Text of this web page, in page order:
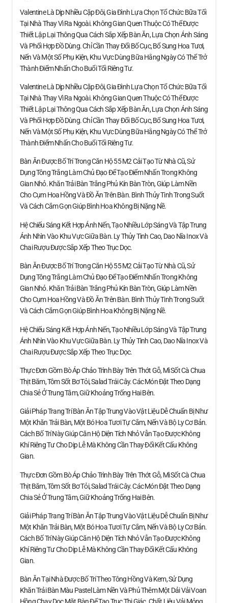
Valentine Là Dịp Nhiều Cặp Đôi, Gia Đình Lựa Chọn Tổ Chức Bữa Tối
Tại Nhà Thay Vì Ra Ngoài. Không Gian Quen Thuộc Có Thể Được
Thiết Lập Lại Thông Qua Cách Sắp Xếp Bàn Ăn, Lựa Chọn Ánh Sáng
Và Phối Hợp Đồ Dùng. Chỉ Cần Thay Đổi Bố Cục, Bổ Sung Hoa Tươi,
Nến Và Một Số Phụ Kiện, Khu Vực Dùng Bữa Hằng Ngày Có Thể Trở
Thành Điểm Nhấn Cho Buổi Tối Riêng Tư.
Valentine Là Dịp Nhiều Cặp Đôi, Gia Đình Lựa Chọn Tổ Chức Bữa Tối
Tại Nhà Thay Vì Ra Ngoài. Không Gian Quen Thuộc Có Thể Được
Thiết Lập Lại Thông Qua Cách Sắp Xếp Bàn Ăn, Lựa Chọn Ánh Sáng
Và Phối Hợp Đồ Dùng. Chỉ Cần Thay Đổi Bố Cục, Bổ Sung Hoa Tươi,
Nến Và Một Số Phụ Kiện, Khu Vực Dùng Bữa Hằng Ngày Có Thể Trở
Thành Điểm Nhấn Cho Buổi Tối Riêng Tư.
Bàn Ăn Được Bố Trí Trong Căn Hộ 55 M2 Cải Tạo Từ Nhà Cũ, Sử
Dụng Tông Trắng Làm Chủ Đạo Để Tạo Điểm Nhấn Trong Không
Gian Nhỏ. Khăn Trải Bàn Trắng Phủ Kín Bàn Tròn, Giúp Làm Nền
Cho Cụm Hoa Hồng Và Đồ Ăn Trên Bàn. Bình Thủy Tinh Trong Suốt
Và Cách Cắm Gọn Giúp Bình Hoa Không Bị Nặng Nề.
Hệ Chiếu Sáng Kết Hợp Ánh Nến, Tạo Nhiều Lớp Sáng Và Tập Trung
Ánh Nhìn Vào Khu Vực Giữa Bàn. Ly Thủy Tinh Cao, Dao Nĩa Inox Và
Chai Rượu Được Sắp Xếp Theo Trục Dọc.
Bàn Ăn Được Bố Trí Trong Căn Hộ 55 M2 Cải Tạo Từ Nhà Cũ, Sử
Dụng Tông Trắng Làm Chủ Đạo Để Tạo Điểm Nhấn Trong Không
Gian Nhỏ. Khăn Trải Bàn Trắng Phủ Kín Bàn Tròn, Giúp Làm Nền
Cho Cụm Hoa Hồng Và Đồ Ăn Trên Bàn. Bình Thủy Tinh Trong Suốt
Và Cách Cắm Gọn Giúp Bình Hoa Không Bị Nặng Nề.
Hệ Chiếu Sáng Kết Hợp Ánh Nến, Tạo Nhiều Lớp Sáng Và Tập Trung
Ánh Nhìn Vào Khu Vực Giữa Bàn. Ly Thủy Tinh Cao, Dao Nĩa Inox Và
Chai Rượu Được Sắp Xếp Theo Trục Dọc.
Thực Đơn Gồm Bò Áp Chảo Trình Bày Trên Thớt Gỗ, Mì Sốt Cà Chua
Thịt Băm, Tôm Sốt Bơ Tỏi, Salad Trái Cây. Các Món Đặt Theo Dạng
Chia Sẻ Ở Trung Tâm, Giữ Khoảng Trống Hai Bên.
Giải Pháp Trang Trí Bàn Ăn Tập Trung Vào Vật Liệu Dễ Chuẩn Bị Như
Một Khăn Trải Bàn, Một Bó Hoa Tươi Tự Cắm, Nến Và Bộ Ly Cơ Bản.
Cách Bố Trí Này Giúp Căn Hộ Diện Tích Nhỏ Vẫn Tạo Được Không
Khí Riêng Tư Cho Dịp Lễ Mà Không Cần Thay Đổi Kết Cấu Không
Gian.
Thực Đơn Gồm Bò Áp Chảo Trình Bày Trên Thớt Gỗ, Mì Sốt Cà Chua
Thịt Băm, Tôm Sốt Bơ Tỏi, Salad Trái Cây. Các Món Đặt Theo Dạng
Chia Sẻ Ở Trung Tâm, Giữ Khoảng Trống Hai Bên.
Giải Pháp Trang Trí Bàn Ăn Tập Trung Vào Vật Liệu Dễ Chuẩn Bị Như
Một Khăn Trải Bàn, Một Bó Hoa Tươi Tự Cắm, Nến Và Bộ Ly Cơ Bản.
Cách Bố Trí Này Giúp Căn Hộ Diện Tích Nhỏ Vẫn Tạo Được Không
Khí Riêng Tư Cho Dịp Lễ Mà Không Cần Thay Đổi Kết Cấu Không
Gian.
Bàn Ăn Tại Nhà Được Bố Trí Theo Tông Hồng Và Kem, Sử Dụng
Khăn Trải Bàn Màu Pastel Làm Nền Và Phủ Thêm Một Dải Vải Voan